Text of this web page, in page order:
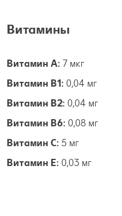
Витамины
Витамин А: 7 мкг
Витамин B1: 0,04 мг
Витамин B2: 0,04 мг
Витамин B6: 0,08 мг
Витамин С: 5 мг
Витамин E: 0,03 мг